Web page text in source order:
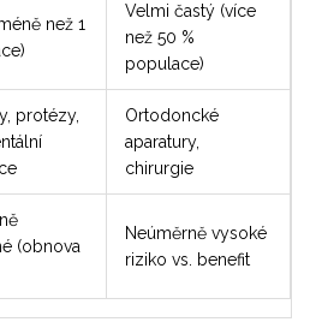
než 1
Velmi častý (více
než 50 %
populace)
protézy,
Ortodoncké
aparatury,
chirurgie
(obnova
Neúměrně vysoké
riziko vs. benefit